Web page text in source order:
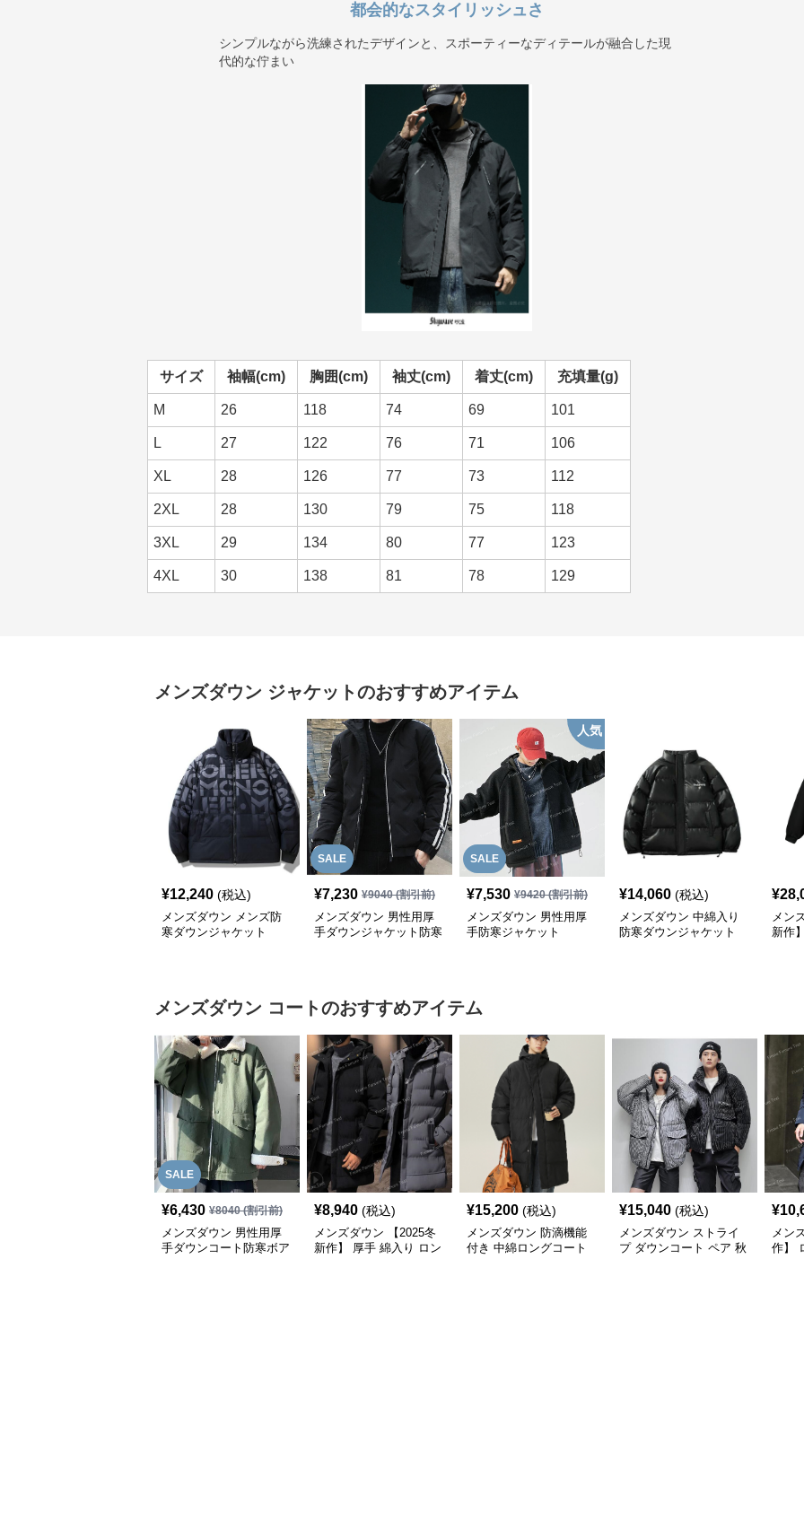
都会的なスタイリッシュさ
シンプルながら洗練されたデザインと、スポーティーなディテールが融合した現
代的な佇まい
サイズ 袖幅(cm) 胸囲(cm) 袖丈(cm) 着丈(cm) 充填量(g)
M 26 118 74 69 101
L 27 122 76 71 106
XL 28 126 77 73 112
2XL 28 130 79 75 118
3XL 29 134 80 77 123
4XL 30 138 81 78 129
メンズダウン ジャケットのおすすめアイテム
¥12,240 (税込)
メンズダウン メンズ防
寒ダウンジャケット
SALE
¥7,230 ¥9040(割引前)
メンズダウン 男性用厚
手ダウンジャケット防寒
SALE
人気
¥7,530 ¥9420(割引前)
メンズダウン 男性用厚
手防寒ジャケット
¥14,060 (税込)
メンズダウン 中綿入り
防寒ダウンジャケット
¥
メン
新作
メンズダウン コートのおすすめアイテム
SALE
¥6,430 ¥8040(割引前)
メンズダウン 男性用厚
手ダウンコート防寒ボア
¥8,940 (税込)
メンズダウン 【2025冬
新作】 厚手 綿入り ロン
¥15,200 (税込)
メンズダウン 防滴機能
付き 中綿ロングコート
¥15,040 (税込)
メンズダウン ストライ
プ ダウンコート ペア 秋
¥
メン
作】